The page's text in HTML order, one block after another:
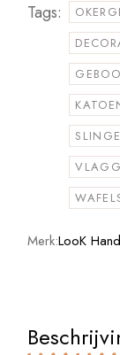
Tags:
Merk:LooK